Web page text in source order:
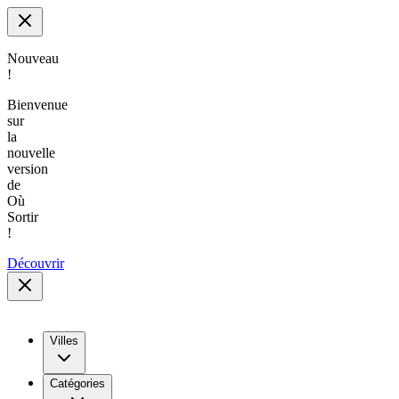
Nouveau
!
Bienvenue
sur
la
nouvelle
version
de
Où
Sortir
!
Découvrir
Villes
Catégories